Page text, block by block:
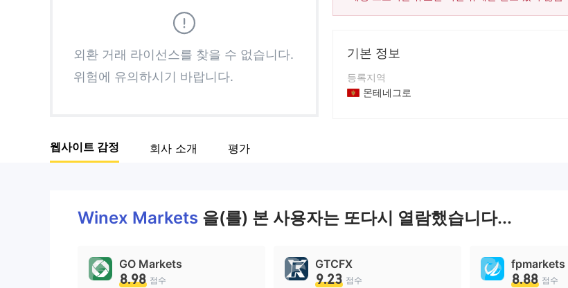
6
7
8
9
4
5
7
8
9
7
8
9
외환 거래 라이선스를 찾을 수 없습니다.
위험에 유의하시기 바랍니다.
기본 정보
등록지역
몬테네그로
웹사이트 감정 회사 소개 평가
Winex Markets 을(를) 본 사용자는 또다시 열람했습니다...
GO Markets
8.98 점수
GTCFX
9.23 점수
fpmarkets
8.88 점수